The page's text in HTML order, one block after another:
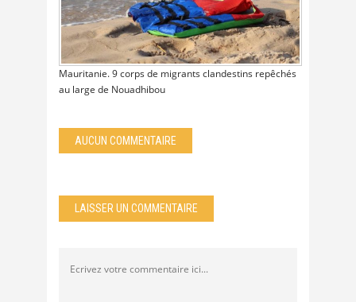
Mauritanie. 9 corps de migrants clandestins repêchés
au large de Nouadhibou
AUCUN COMMENTAIRE
LAISSER UN COMMENTAIRE